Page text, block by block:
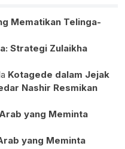
Mematikan Telinga-
Strategi Zulaikha
Kotagede dalam Jejak
Nashir Resmikan
yang Meminta
yang Meminta